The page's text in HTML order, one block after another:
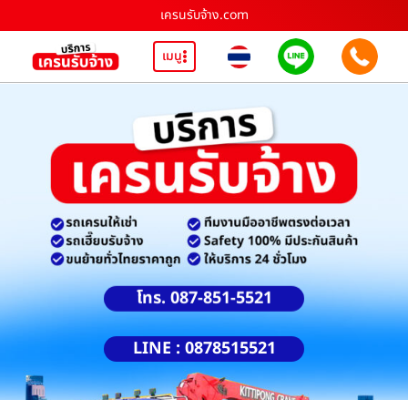
เครนรับจ้าง.com
เมนู
โทร. 087-851-5521
LINE : 0878515521